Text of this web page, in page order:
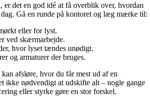
er det en god idé at få overblik over, hvordan
Gå en runde på kontoret og læg mærke til:
eller for lyst.
ved skærmarbejde.
hvor lyset tændes unødigt.
og armaturer der bruges.
afsløre, hvor du får mest ud af en
ikke nødvendigt at udskifte alt – nogle gange
eller styrke gøre en stor forskel.